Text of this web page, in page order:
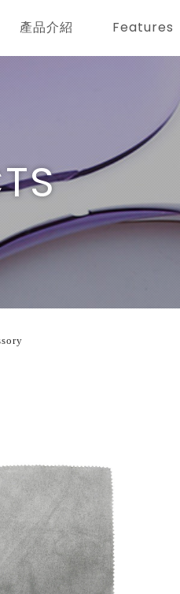
產品介紹 Features